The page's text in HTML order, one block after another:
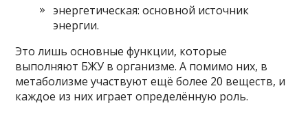
энергетическая: основной источник
энергии.
Это лишь основные функции, которые
выполняют БЖУ в организме. А помимо них, в
метаболизме участвуют ещё более 20 веществ, и
каждое из них играет определённую роль.